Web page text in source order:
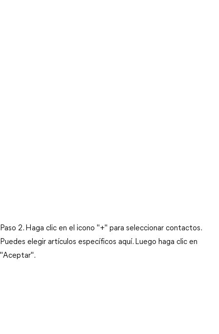
Paso 2. Haga clic en el icono "+" para seleccionar contactos.
Puedes elegir artículos específicos aquí. Luego haga clic en
"Aceptar".